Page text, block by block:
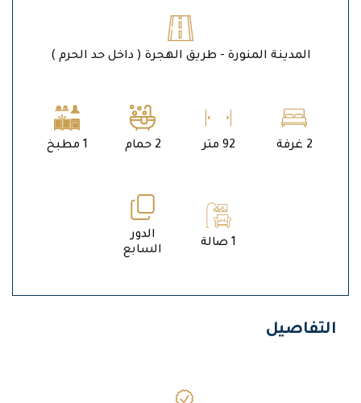
المدينة المنورة - طريق الهجرة ( داخل حد الحرم )
2 غرفة 92 متر 2 حمام 1 مطبخ
1 صالة
الدور
السابع
التفاصيل